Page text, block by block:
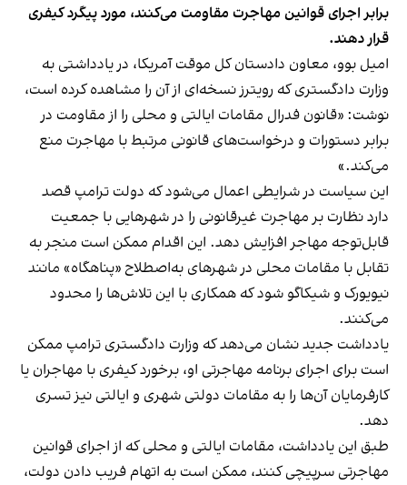
برابر اجرای قوانین مهاجرت مقاومت می‌کنند، مورد پیگرد کیفری
قرار دهند.
امیل بوو، معاون دادستان کل موقت آمریکا، در یادداشتی به
وزارت دادگستری که رویترزنسخه‌ای از آن را مشاهده کرده است،
نوشت: «قانون فدرال مقامات ایالتی و محلی را از مقاومت در
برابر دستورات و درخواست‌های قانونی مرتبط با مهاجرت منع
می‌کند.»
این سیاست در شرایطی اعمال می‌شود که دولت ترامپ قصد
دارد نظارت بر مهاجرت غیرقانونی را در شهرهایی با جمعیت
قابل‌توجه مهاجر افزایش دهد. این اقدام ممکن است منجر به
تقابل با مقامات محلی در شهرهای به‌اصطلاح «پناهگاه» مانند
نیویورک و شیکاگو شود که همکاری با این تلاش‌ها را محدود
می‌کنند.
یادداشت جدید نشان می‌دهد که وزارت دادگستری ترامپ ممکن
است برای اجرای برنامه مهاجرتی او، برخورد کیفری با مهاجران یا
کارفرمایان آن‌ها را به مقامات دولتی شهری و ایالتی نیز تسری
دهد.
طبق این یادداشت، مقامات ایالتی و محلی که از اجرای قوانین
مهاجرتی سرپیچی کنند، ممکن است به اتهام فریب دادن دولت،